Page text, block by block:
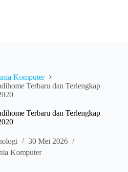
Komputer
Terbaru dan Terlengkap
Terbaru dan Terlengkap
30 Mei 2026
Komputer